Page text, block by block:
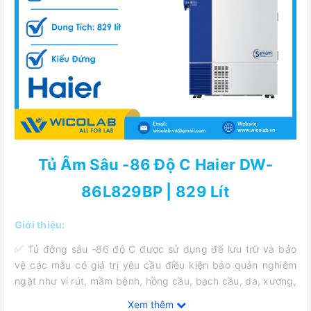
Tủ Âm Sâu -86 Độ C Haier DW-
86L829BP | 829 Lít
Giới thiệu:
✅ Tủ đông sâu -86 độ C được sử dụng để lưu trữ và bảo
vệ các mẫu có giá trị yêu cầu điều kiện bảo quản nghiêm
ngặt như vi rút, mầm bệnh, hồng cầu, bạch cầu, da, xương,
Xem thêm